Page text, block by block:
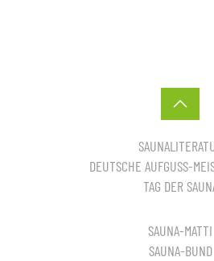
DEUTSCHE AUFGUSS-
TAG DER
SAUNA-MATTI
SAUNA-BUND